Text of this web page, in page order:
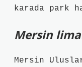
karada park
Mersin
Mersin